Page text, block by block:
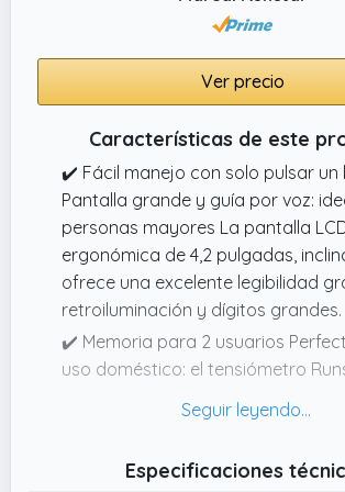
usuarios por separado y admite la
datos (99 para cada persona). Al
registros históricos, es útil
cambios en la presión arterial del
proporcionar una referencia más
para la salud física.
Ver precio
Características de este
✔️ Fácil manejo con solo pulsar un
Pantalla grande y guía por voz:
personas mayores La pantalla
ergonómica de 4,2 pulgadas,
ofrece una excelente legibilidad
retroiluminación y dígitos grandes.
✔️ Memoria para 2 usuarios
uso doméstico: el tensiómetro
mediciones por usuario,
queridos controlen su presión
Especificaciones